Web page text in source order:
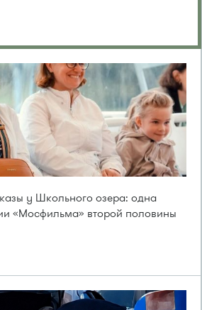
у Школьного озера: одна
«Мосфильма» второй половины